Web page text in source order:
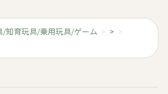
/知育玩具/乗用玩具/ゲーム
>